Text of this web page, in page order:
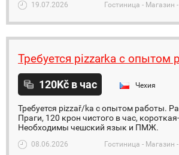
19.07.2026 Гостиница - Магазин
Требуется pizzarka с опытом
120Kč в час Чехия
Требуется pizzař/ka с опытом работы.
Праги, 120 крон чистого в час,
Необходимы чешский язык и ПМЖ.
08.06.2026 Гостиница - Магазин